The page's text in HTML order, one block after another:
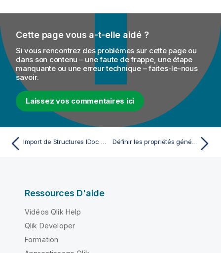
Cette page vous a-t-elle aidé ?
Si vous rencontrez des problèmes sur cette page ou
dans son contenu – une faute de frappe, une étape
manquante ou une erreur technique – faites-le-nous
savoir.
Laissez vos commentaires ici
Import de Structures IDoc Talend Data Mapper Définir les propriétés générales
Ressources D'aide
Vidéos Qlik Help
Qlik Developer
Formation